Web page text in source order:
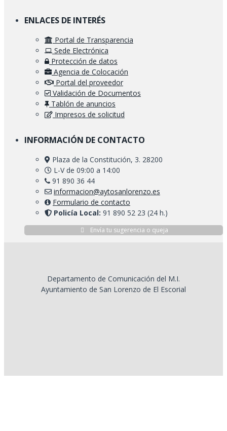
ENLACES DE INTERÉS
Portal de Transparencia
Sede Electrónica
Protección de datos
Agencia de Colocación
Portal del proveedor
Validación de Documentos
Tablón de anuncios
Impresos de solicitud
INFORMACIÓN DE CONTACTO
Plaza de la Constitución, 3. 28200
L-V de 09:00 a 14:00
91 890 36 44
informacion@aytosanlorenzo.es
Formulario de contacto
Policía Local: 91 890 52 23 (24 h.)
Envía tu sugerencia o queja
Departamento de Comunicación del M.I.
Ayuntamiento de San Lorenzo de El Escorial